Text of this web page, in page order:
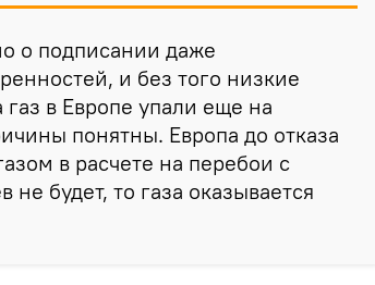
о подписании даже
и без того низкие
в Европе упали еще на
понятны. Европа до отказа
в расчете на перебои с
будет, то газа оказывается